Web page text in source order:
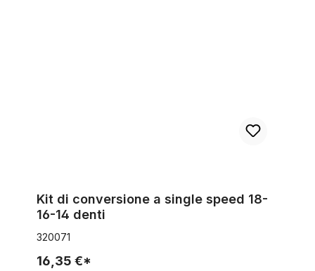
Kit di conversione a single speed 18-
16-14 denti
320071
16,35 €*